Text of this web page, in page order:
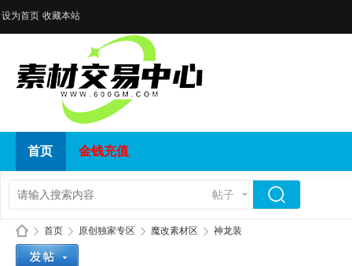
设为首页 收藏本站
首页 金钱充值
帖子
首页 原创独家专区 魔改素材区 神龙装